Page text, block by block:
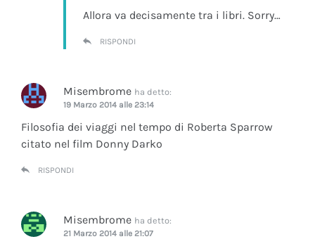
Allora va decisamente tra i libri. Sorry…
RISPONDI
Misembrome ha detto:
19 Marzo 2014 alle 23:14
Filosofia dei viaggi nel tempo di Roberta Sparrow
citato nel film Donny Darko
RISPONDI
Misembrome ha detto:
21 Marzo 2014 alle 21:07